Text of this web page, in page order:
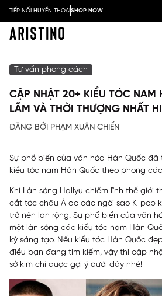
TIẾP NỐI HUYỀN THOẠISHOP NOW
Tư vấn phong cách
CẬP NHẬT 20+ KIỂU TÓC NAM
LÃM VÀ THỜI THƯỢNG NHẤT
ĐĂNG BỞI PHẠM XUÂN CHIẾN
Sự phổ biến của văn hóa Hàn Quốc
kiểu tóc nam Hàn Quốc theo phong
Khi Làn sóng Hallyu chiếm lĩnh thế giới
cắt tóc châu Á do các ngôi sao K-pop
trở nên lan rộng. Sự phổ biến của văn
một làn sóng các kiểu tóc nam Hàn
kỳ sáng tạo. Nếu kiểu tóc Hàn Quốc
điều bạn đang tìm kiếm, vậy thì cập
sở kim chi được gợi ý dưới đây nhé!